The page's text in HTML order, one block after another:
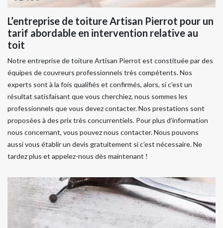
L’entreprise de toiture Artisan Pierrot pour un
tarif abordable en intervention relative au
toit
Notre entreprise de toiture Artisan Pierrot est constituée par des
équipes de couvreurs professionnels très compétents. Nos
experts sont à la fois qualifiés et confirmés, alors, si c’est un
résultat satisfaisant que vous cherchiez, nous sommes les
professionnels que vous devez contacter. Nos prestations sont
proposées à des prix très concurrentiels. Pour plus d’information
nous concernant, vous pouvez nous contacter. Nous pouvons
aussi vous établir un devis gratuitement si c’est nécessaire. Ne
tardez plus et appelez-nous dès maintenant !